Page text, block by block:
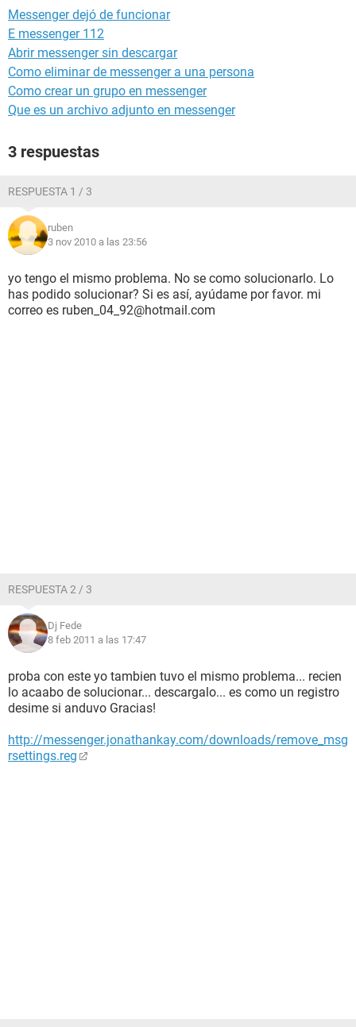
Messenger dejó de funcionar
E messenger 112
Abrir messenger sin descargar
Como eliminar de messenger a una persona
Como crear un grupo en messenger
Que es un archivo adjunto en messenger
3 respuestas
RESPUESTA 1 / 3
ruben
3 nov 2010 a las 23:56
yo tengo el mismo problema. No se como solucionarlo. Lo
has podido solucionar? Si es así, ayúdame por favor. mi
correo es ruben_04_92@hotmail.com
RESPUESTA 2 / 3
Dj Fede
8 feb 2011 a las 17:47
proba con este yo tambien tuvo el mismo problema... recien
lo acaabo de solucionar... descargalo... es como un registro
desime si anduvo Gracias!
http://messenger.jonathankay.com/downloads/remove_msg
rsettings.reg